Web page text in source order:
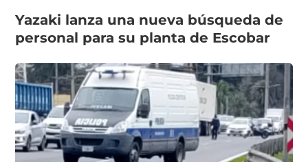
Yazaki lanza una nueva búsqueda de
personal para su planta de Escobar